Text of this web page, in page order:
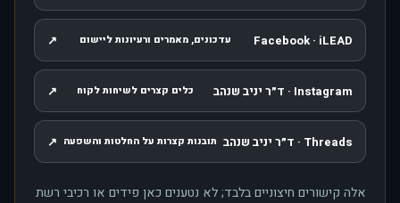
Facebook · iLEAD עדכונים, מאמרים ורעיונות ליישום ↗ , נפתח בחלון חדש
Instagram · ד״ר יניב שנהב כלים קצרים לשיחות לקוח ↗ , נפתח בחלון חדש
Threads · ד״ר יניב שנהב תובנות קצרות על החלטות והשפעה ↗ , נפתח בחלון חדש
אלה קישורים חיצוניים בלבד; לא נטענים כאן פידים או רכיבי רשת